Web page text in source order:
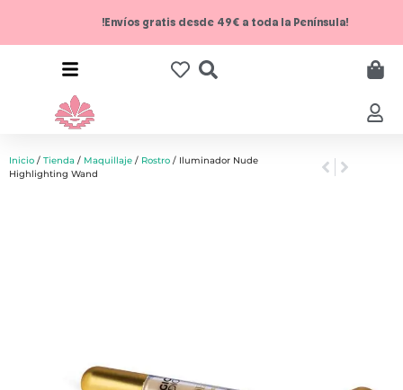
!Envíos gratis desde 49€ a toda la Península!
Inicio / Tienda / Maquillaje / Rostro / Iluminador Nude
Highlighting Wand